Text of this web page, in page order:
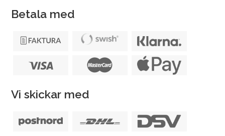
Betala med
Vi skickar med